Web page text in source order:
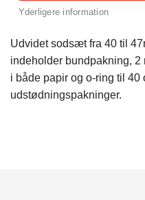
Yderligere information
Udvidet sodsæt fra 40 til
indeholder bundpakning, 2
i både papir og o-ring til 40
udstødningspakninger.